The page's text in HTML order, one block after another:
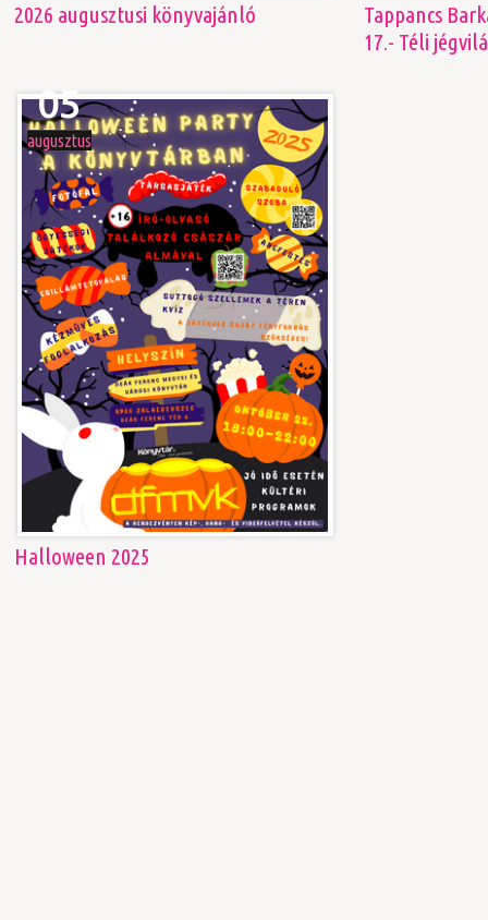
2026 augusztusi könyvajánló
Tappancs
17.- Téli
05
augusztus
Halloween 2025